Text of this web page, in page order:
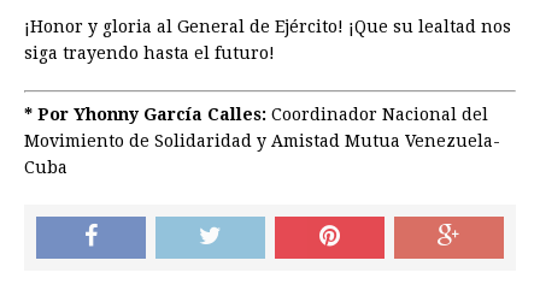
¡Honor y gloria al General de Ejército! ¡Que su lealtad nos
siga trayendo hasta el futuro!
* Por Yhonny García Calles: Coordinador Nacional del
Movimiento de Solidaridad y Amistad Mutua Venezuela-
Cuba